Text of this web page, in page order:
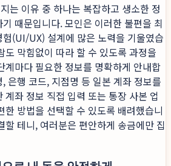
는 이유 중 하나는 복잡하고 생소한 정
때문입니다. 모인은 이러한 불편을 최
(UI/UX) 설계에 많은 노력을 기울였습
도 막힘없이 따라 할 수 있도록 과정을
계마다 필요한 정보를 명확하게 안내합
은행 코드, 지점명 등 일본 계좌 정보를
계좌 정보 직접 입력 또는 통장 사본 업
한 방법을 선택할 수 있도록 배려했습니
할 테니, 여러분은 편안하게 송금에만 집